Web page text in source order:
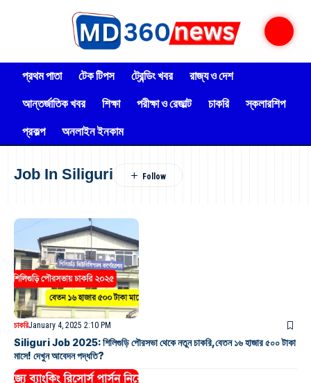
প্রথম পাতা টেক টিপস ট্রেন্ডিং খবর
রাজ্য ও দেশ
আন্তর্জাতিক খবর
শিক্ষা পরীক্ষা ও রেজাল্ট চাকরি
স্কলারশিপ
প্রকল্প
অনলাইন ইনকাম
Job In Siliguri
চাকরিJanuary 4, 2025 2:10 PM
Siliguri Job 2025: শিলিগুড়ি পৌরসভা থেকে নতুন চাকরি,বেতন ১৬ হাজার ৫০০ টাকা
মাসে! দেখুন আবেদন পদ্ধতি?